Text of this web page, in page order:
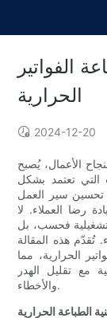
الفواتير
الحرارية
2024-12-20
الأعمال، يُصبح
التي تعتمد بشكل
تحسين سير العمل
رضا العملاء. لا
فحسب، بل
تُقدّم هذه المقالة
الحرارية، مما
مع تقليل الهدر
والأخطاء.
الطباعة الحرارية